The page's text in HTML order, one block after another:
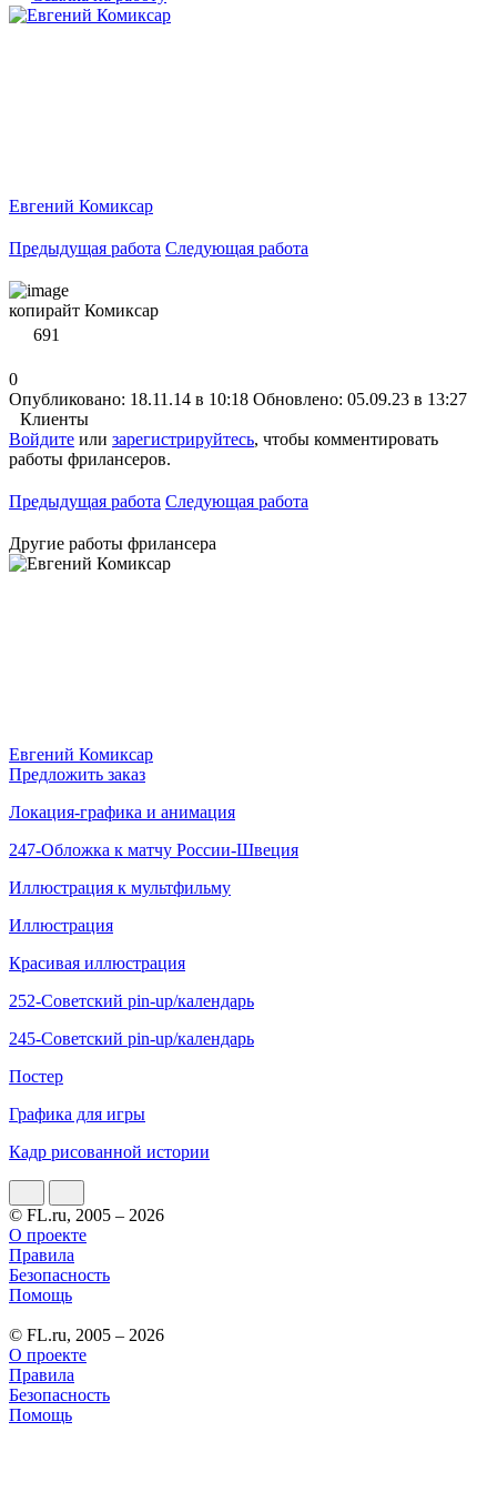
Евгений Комиксар
Предыдущая работа Следующая работа
копирайт Комиксар
691
0
Опубликовано: 18.11.14 в 10:18 Обновлено: 05.09.23 в 13:27
Клиенты
Войдите или зарегистрируйтесь, чтобы комментировать
работы фрилансеров.
Предыдущая работа Следующая работа
Другие работы фрилансера
Евгений Комиксар
Предложить заказ
Локация-графика и анимация
247-Обложка к матчу России-Швеция
Иллюстрация к мультфильму
Иллюстрация
Красивая иллюстрация
252-Советский pin-up/календарь
245-Советский pin-up/календарь
Постер
Графика для игры
Кадр рисованной истории
© FL.ru, 2005 – 2026
О проекте
Правила
Безопасность
Помощь
© FL.ru, 2005 – 2026
О проекте
Правила
Безопасность
Помощь